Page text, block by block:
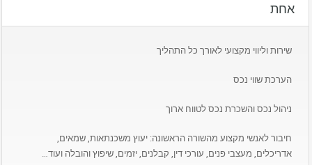
אחת
שירות וליווי מקצועי לאורך כל התהליך
הערכת שווי נכס
ניהול נכס והשכרת נכס לטווח ארוך
חיבור לאנשי מקצוע מהשורה הראשונה: יעוץ משכנתאות, שמאים,
אדריכלים, מעצבי פנים, עורכי דין, קבלנים, יזמים, שיפוץ והובלה ועוד…